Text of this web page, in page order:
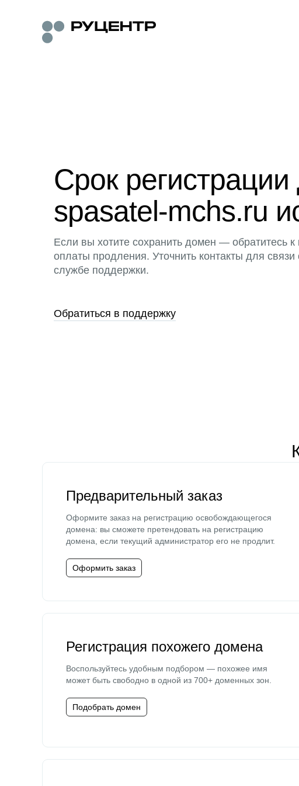
Срок
spasatel-mchs.ru
Если вы хотите сохранить домен — обратитесь
оплаты продления. Уточнить контакты для
службе поддержки.
Обратиться в поддержку
Предварительный заказ
Оформите заказ на регистрацию освобождающегося
домена: вы сможете претендовать на регистрацию
домена, если текущий администратор его не продлит.
Оформить заказ
Регистрация похожего домена
Воспользуйтесь удобным подбором — похожее имя
может быть свободно в одной из 700+ доменных зон.
Подобрать домен